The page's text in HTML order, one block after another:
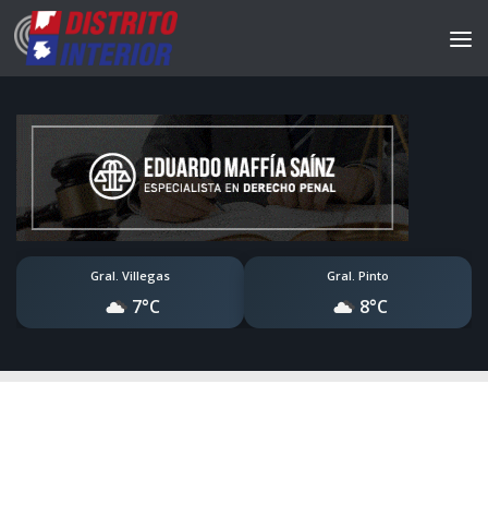
Gral. Villegas
7°C
Gral. Pinto
8°C